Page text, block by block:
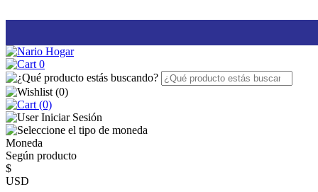
0
(0)
(0)
Iniciar Sesión
Moneda
Según producto
$
USD